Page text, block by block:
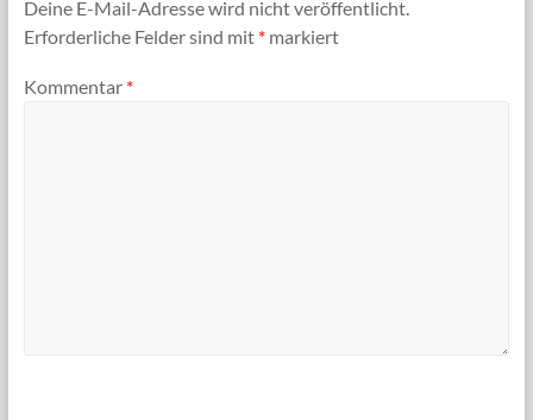
Deine E-Mail-Adresse wird nicht veröffentlicht.
Erforderliche Felder sind mit *markiert
Kommentar *